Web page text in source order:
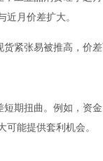
近月价差扩大。
紧张易被推高，价
期扭曲。例如，资
能提供套利机会。